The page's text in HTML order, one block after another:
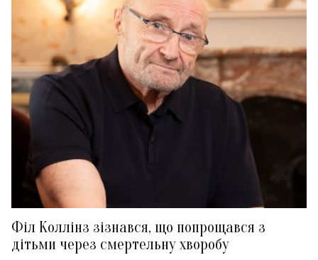
Філ Коллінз зізнався, що попрощався з
дітьми через смертельну хворобу